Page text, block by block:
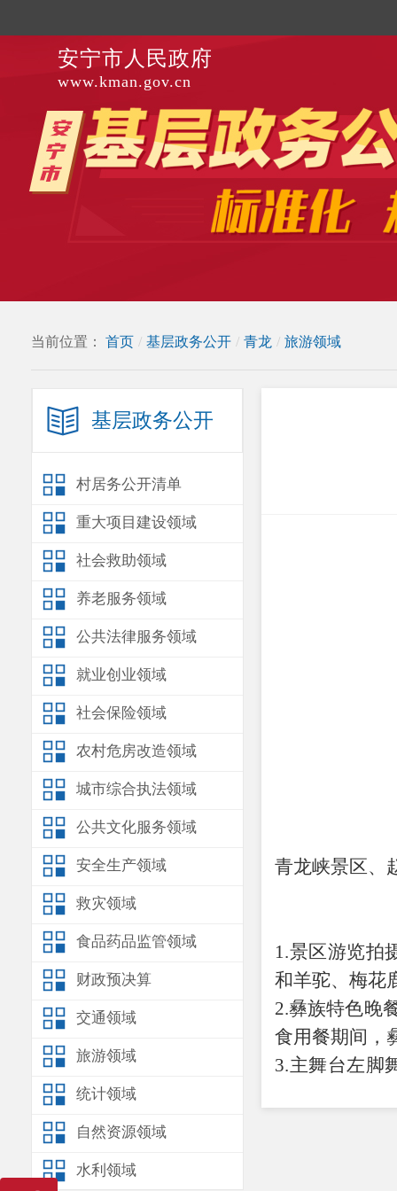
安宁市人民政府
www.kman.gov.cn
当前位置： 首页 / 基层政务公开 / 青龙 / 旅游领域
基层政务公开
村居务公开清单
重大项目建设领域
社会救助领域
养老服务领域
公共法律服务领域
就业创业领域
社会保险领域
农村危房改造领域
城市综合执法领域
公共文化服务领域
安全生产领域
救灾领域
食品药品监管领域
财政预决算
交通领域
旅游领域
统计领域
自然资源领域
水利领域
青龙峡景区、
1.景区游览拍
和羊驼、梅花
2.彝族特色晚
食用餐期间，
3.主舞台左脚